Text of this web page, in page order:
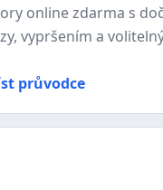
online zdarma s
vypršením a
průvodce